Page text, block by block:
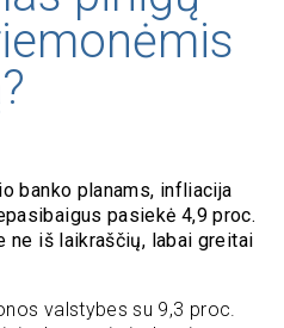
banko planams, infliacija
pasiekė 4,9 proc.
ne iš laikraščių, labai greitai
valstybes su 9,3 proc.